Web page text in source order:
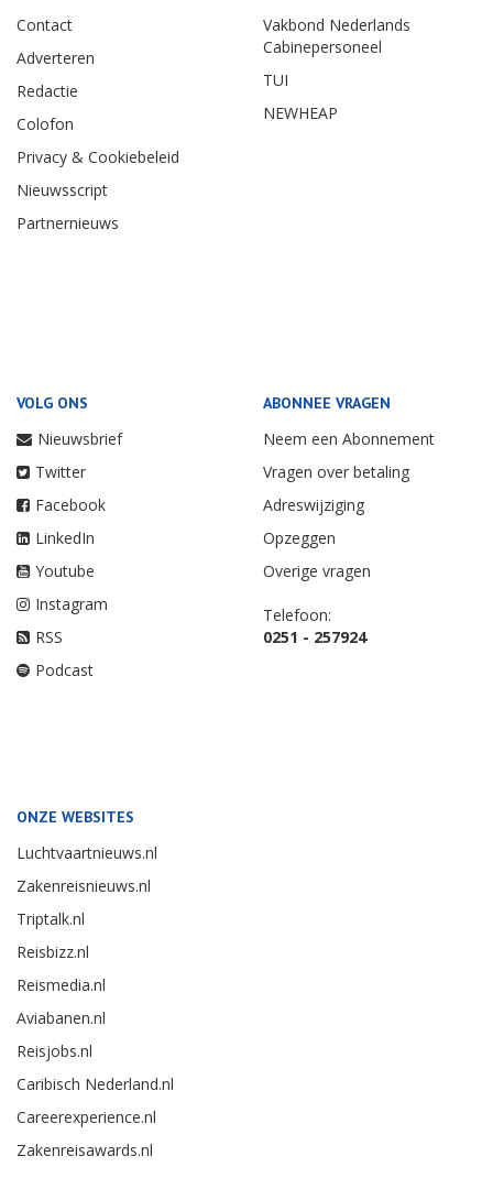
Contact
Adverteren
Redactie
Colofon
Privacy & Cookiebeleid
Nieuwsscript
Partnernieuws
Vakbond Nederlands
Cabinepersoneel
TUI
NEWHEAP
VOLG ONS
Nieuwsbrief
Twitter
Facebook
LinkedIn
Youtube
Instagram
RSS
Podcast
ABONNEE VRAGEN
Neem een Abonnement
Vragen over betaling
Adreswijziging
Opzeggen
Overige vragen
Telefoon:
0251 - 257924
ONZE WEBSITES
Luchtvaartnieuws.nl
Zakenreisnieuws.nl
Triptalk.nl
Reisbizz.nl
Reismedia.nl
Aviabanen.nl
Reisjobs.nl
Caribisch Nederland.nl
Careerexperience.nl
Zakenreisawards.nl